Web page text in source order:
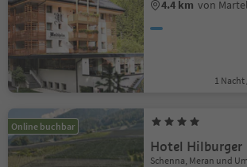
4.4 km von
1
Online buchbar
Hotel Hilburger
Schenna, Meran und